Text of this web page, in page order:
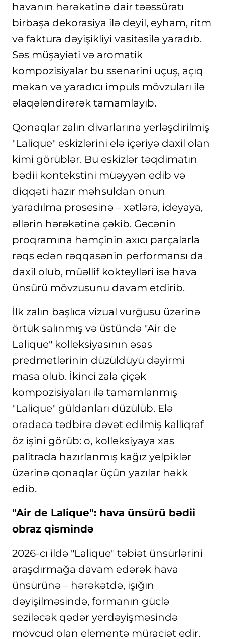
havanın hərəkətinə dair təəssüratı
birbaşa dekorasiya ilə deyil, eyham, ritm
və faktura dəyişikliyi vasitəsilə yaradıb.
Səs müşayiəti və aromatik
kompozisiyalar bu ssenarini uçuş, açıq
məkan və yaradıcı impuls mövzuları ilə
əlaqələndirərək tamamlayıb.
Qonaqlar zalın divarlarına yerləşdirilmiş
"Lalique" eskizlərini elə içəriyə daxil olan
kimi görüblər. Bu eskizlər təqdimatın
bədii kontekstini müəyyən edib və
diqqəti hazır məhsuldan onun
yaradılma prosesinə – xətlərə, ideyaya,
əllərin hərəkətinə çəkib. Gecənin
proqramına həmçinin axıcı parçalarla
rəqs edən rəqqasənin performansı da
daxil olub, müəllif kokteylləri isə hava
ünsürü mövzusunu davam etdirib.
İlk zalın başlıca vizual vurğusu üzərinə
örtük salınmış və üstündə "Air de
Lalique" kolleksiyasının əsas
predmetlərinin düzüldüyü dəyirmi
masa olub. İkinci zala çiçək
kompozisiyaları ilə tamamlanmış
"Lalique" güldanları düzülüb. Elə
oradaca tədbirə dəvət edilmiş kalliqraf
öz işini görüb: o, kolleksiyaya xas
palitrada hazırlanmış kağız yelpiklər
üzərinə qonaqlar üçün yazılar həkk
edib.
"Air de Lalique": hava ünsürü bədii
obraz qismində
2026-cı ildə "Lalique" təbiət ünsürlərini
araşdırmağa davam edərək hava
ünsürünə – hərəkətdə, işığın
dəyişilməsində, formanın güclə
seziləcək qədər yerdəyişməsində
mövcud olan elementə müraciət edir.